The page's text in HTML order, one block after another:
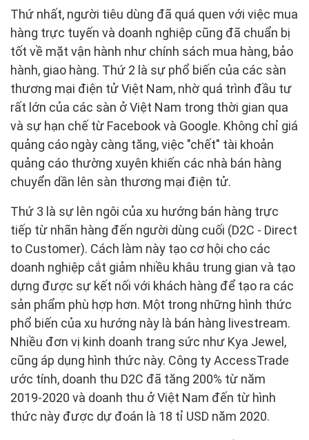
Thứ nhất, người tiêu dùng đã quá quen với việc mua
hàng trực tuyến và doanh nghiệp cũng đã chuẩn bị
tốt về mặt vận hành như chính sách mua hàng, bảo
hành, giao hàng. Thứ 2 là sự phổ biến của các sàn
thương mại điện tử Việt Nam, nhờ quá trình đầu tư
rất lớn của các sàn ở Việt Nam trong thời gian qua
và sự hạn chế từ Facebook và Google. Không chỉ giá
quảng cáo ngày càng tăng, việc "chết" tài khoản
quảng cáo thường xuyên khiến các nhà bán hàng
chuyển dần lên sàn thương mại điện tử.
Thứ 3 là sự lên ngôi của xu hướng bán hàng trực
tiếp từ nhãn hàng đến người dùng cuối (D2C - Direct
to Customer). Cách làm này tạo cơ hội cho các
doanh nghiệp cắt giảm nhiều khâu trung gian và tạo
dựng được sự kết nối với khách hàng để tạo ra các
sản phẩm phù hợp hơn. Một trong những hình thức
phổ biến của xu hướng này là bán hàng livestream.
Nhiều đơn vị kinh doanh trang sức như Kya Jewel,
cũng áp dụng hình thức này. Công ty AccessTrade
ước tính, doanh thu D2C đã tăng 200% từ năm
2019-2020 và doanh thu ở Việt Nam đến từ hình
thức này được dự đoán là 18 tỉ USD năm 2020.